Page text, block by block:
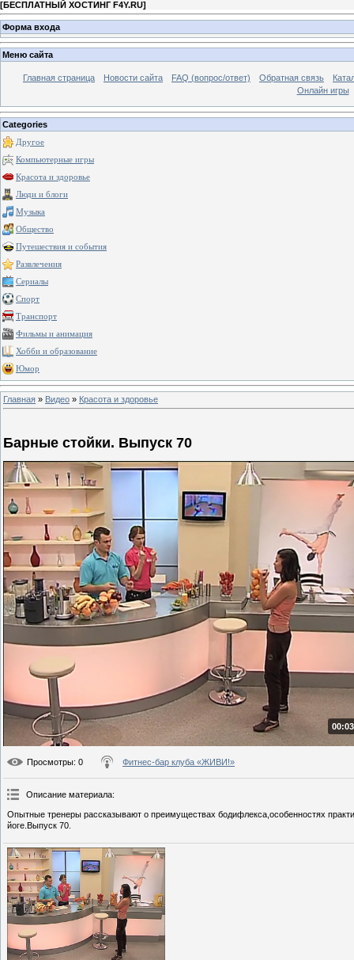
[БЕСПЛАТНЫЙ ХОСТИНГ F4Y.RU]
Форма входа
Меню сайта
Главная страница Новости сайта FAQ (вопрос/ответ) Обратная связь
Онлайн игры
Categories
Другое
Компьютерные игры
Красота и здоровье
Люди и блоги
Музыка
Общество
Путешествия и события
Развлечения
Сериалы
Спорт
Транспорт
Фильмы и анимация
Хобби и образование
Юмор
Главная » Видео » Красота и здоровье
Барные стойки. Выпуск 70
Просмотры: 0 Фитнес-бар клуба «ЖИВИ!»
Описание материала:
Опытные тренеры рассказывают о преимуществах бодифлекса,особенностях
йоге.Выпуск 70.